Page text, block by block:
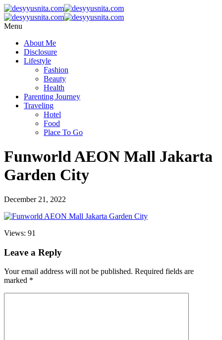
Menu
About Me
Disclosure
Lifestyle
Fashion
Beauty
Health
Parenting Journey
Traveling
Hotel
Food
Place To Go
Funworld AEON Mall Jakarta
Garden City
December 21, 2022
Views: 91
Leave a Reply
Your email address will not be published. Required fields are
marked *